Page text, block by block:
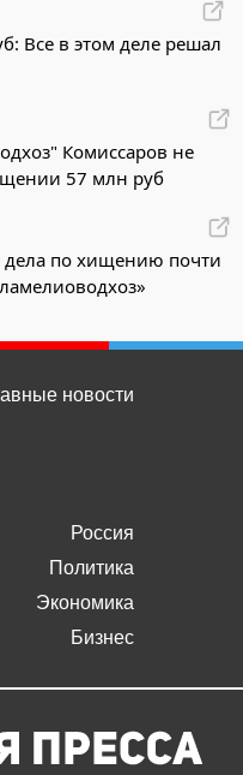
Все в этом деле решал
Комиссаров не
57 млн руб
дела по хищению почти
новости
Россия
Политика
Экономика
Бизнес